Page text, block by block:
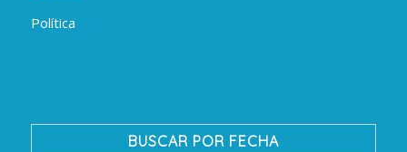
Política
BUSCAR POR FECHA